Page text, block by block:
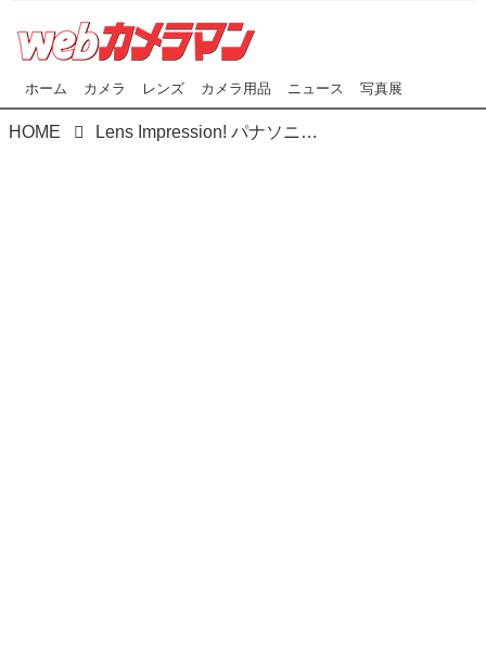
ホーム カメラ レンズ カメラ用品 ニュース 写真展
HOME Lens Impression! パナソニック LUMIX S 50mm F1.8 ●実勢価格：5万3500円（税込） photo＆text:山田久美夫